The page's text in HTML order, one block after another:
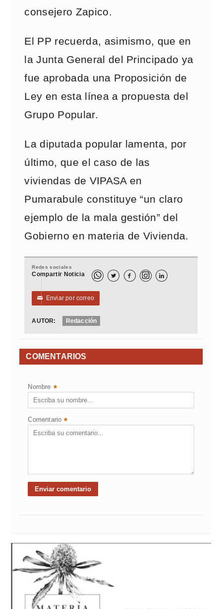
consejero Zapico.
El PP recuerda, asimismo, que en
la Junta General del Principado ya
fue aprobada una Proposición de
Ley en esta línea a propuesta del
Grupo Popular.
La diputada popular lamenta, por
último, que el caso de las
viviendas de VIPASA en
Pumarabule constituye “un claro
ejemplo de la mala gestión” del
Gobierno en materia de Vivienda.
Redes sociales
Compartir Noticia   
✉ Enviar por correo
AUTOR: Redacción
COMENTARIOS
Nombre *
Comentario *